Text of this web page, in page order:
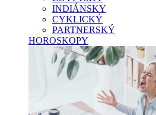
INDIÁNSKY
CYKLICKÝ
PARTNERSKÝ
HOROSKOPY